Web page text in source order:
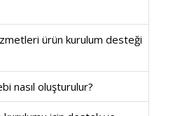
ürün kurulum desteği
nasıl oluşturulur?